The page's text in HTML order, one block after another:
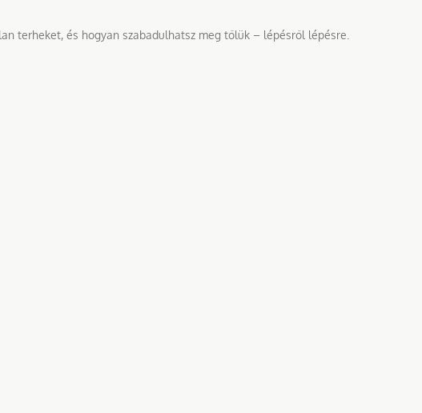
terheket, és hogyan szabadulhatsz meg tőlük – lépésről lépésre.